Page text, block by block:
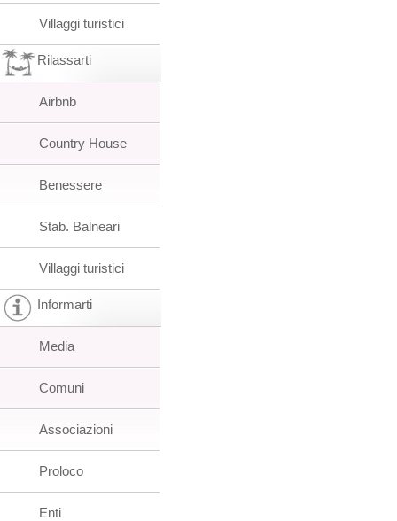
Villaggi turistici
Rilassarti
Airbnb
Country House
Benessere
Stab. Balneari
Villaggi turistici
Informarti
Media
Comuni
Associazioni
Proloco
Enti